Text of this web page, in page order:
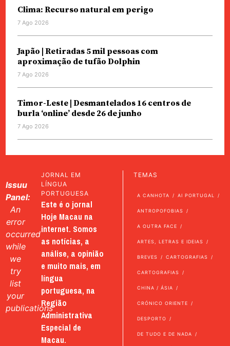
Clima: Recurso natural em perigo
7 Ago 2026
Japão | Retiradas 5 mil pessoas com
aproximação de tufão Dolphin
7 Ago 2026
Timor-Leste | Desmantelados 16 centros de
burla ‘online’ desde 26 de junho
7 Ago 2026
Issuu
Panel:
An
error
occurred
while
we
try
list
your
publications
JORNAL EM
LÍNGUA
PORTUGUESA
Este é o jornal
Hoje Macau na
internet. Somos
as notícias, a
análise, a opinião
e muito mais, em
língua
portuguesa, na
Região
Administrativa
Especial de
Macau.
TEMAS
A CANHOTA AI PORTUGAL
ANTROPOFOBIAS
A OUTRA FACE
ARTES, LETRAS E IDEIAS
BREVES CARTOGRAFIAS
CARTOGRAFIAS
CHINA / ÁSIA
CRÓNICO ORIENTE
DESPORTO
DE TUDO E DE NADA